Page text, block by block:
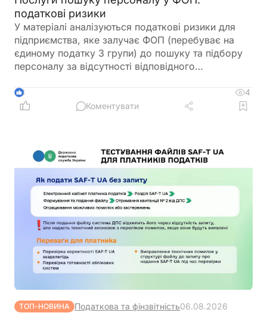
податкові ризики
У матеріалі аналізуються податкові ризики для
підприємства, яке залучає ФОП (перебуває на
єдиному податку 3 групи) до пошуку та підбору
персоналу за відсутності відповідного
Обґрунтовано, чому наявний код 82.11 (офісні
послуги) не покриває рекрутингову діяльність.
податкового агента з ПДФО та військового
збору. Наведено аргументи судової практики та
практичні поради для мінімізації таких ризиків
3
4
Коментувати
ТОП-НОВИНА Податкова та фінзвітність06.08.2026